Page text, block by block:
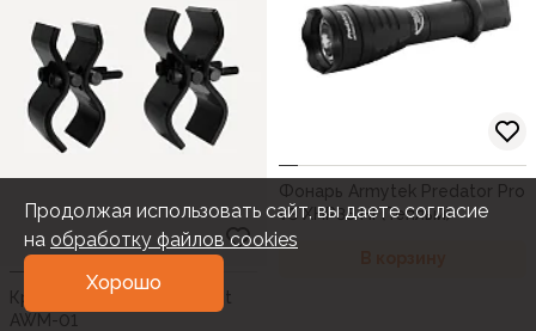
Крепление Armytek mount
AWM-01
Фонарь Armytek Predator Pro
v3 XHP35 HI (Теплый)
Продолжая использовать сайт, вы даете согласие
на обработку файлов cookies
Хорошо